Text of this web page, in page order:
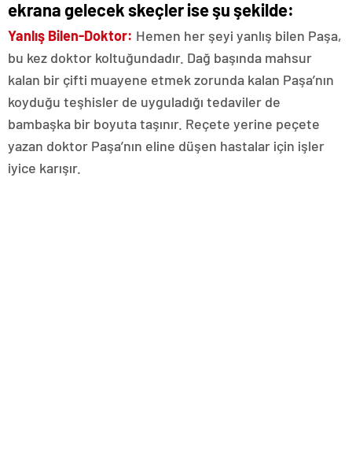
ekrana gelecek skeçler ise şu şekilde:
Yanlış Bilen-Doktor: Hemen her şeyi yanlış bilen Paşa,
bu kez doktor koltuğundadır. Dağ başında mahsur
kalan bir çifti muayene etmek zorunda kalan Paşa’nın
koyduğu teşhisler de uyguladığı tedaviler de
bambaşka bir boyuta taşınır. Reçete yerine peçete
yazan doktor Paşa’nın eline düşen hastalar için işler
iyice karışır.